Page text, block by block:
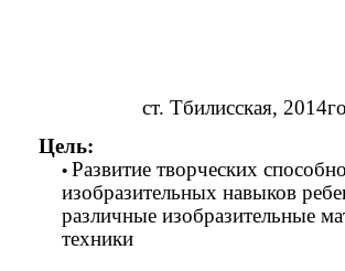
ст. Тбилисская,
Цель:
Развитие творческих
изобразительных навыков
различные изобразительные
техники